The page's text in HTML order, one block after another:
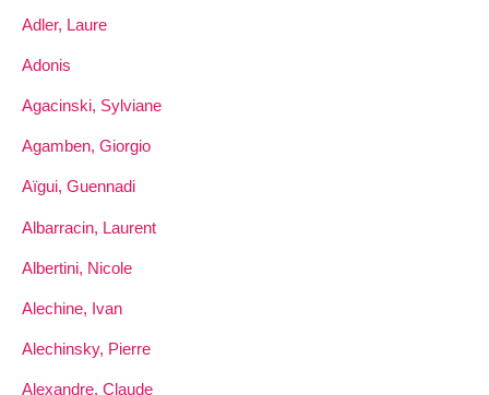
Adler, Laure
Adonis
Agacinski, Sylviane
Agamben, Giorgio
Aïgui, Guennadi
Albarracin, Laurent
Albertini, Nicole
Alechine, Ivan
Alechinsky, Pierre
Alexandre, Claude